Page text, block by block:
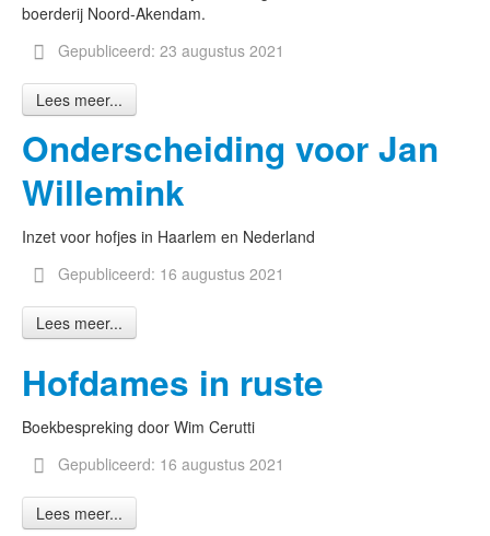
boerderij Noord-Akendam.
Gepubliceerd: 23 augustus 2021
Lees meer...
Onderscheiding voor Jan
Willemink
Inzet voor hofjes in Haarlem en Nederland
Gepubliceerd: 16 augustus 2021
Lees meer...
Hofdames in ruste
Boekbespreking door Wim Cerutti
Gepubliceerd: 16 augustus 2021
Lees meer...